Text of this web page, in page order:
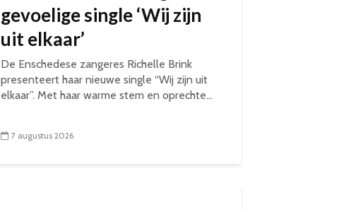
gevoelige single ‘Wij zijn
uit elkaar’
De Enschedese zangeres Richelle Brink
presenteert haar nieuwe single “Wij zijn uit
elkaar”. Met haar warme stem en oprechte...
7 augustus 2026